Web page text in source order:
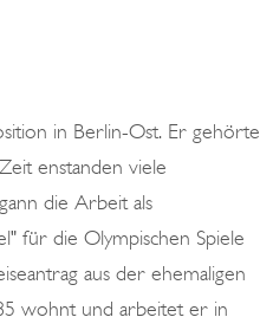
in Berlin-Ost. Er gehörte
enstanden viele
die Arbeit als
für die Olympischen Spiele
aus der ehemaligen
wohnt und arbeitet er in